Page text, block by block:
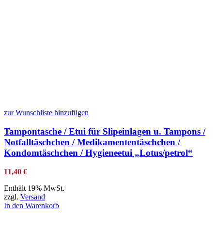
zur Wunschliste hinzufügen
Tampontasche / Etui für Slipeinlagen u. Tampons /
Notfalltäschchen / Medikamententäschchen /
Kondomtäschchen / Hygieneetui „Lotus/petrol“
11,40 €
Enthält 19% MwSt.
zzgl. Versand
In den Warenkorb